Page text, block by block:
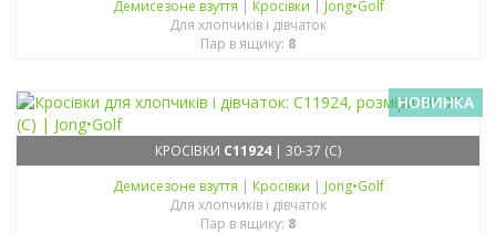
Демисезонe взуття | Кросівки | Jong•Golf
Для хлопчиків і дівчаток
Пар в ящику: 8
НОВИНКА
КРОСІВКИ C11924 | 30-37 (C)
Демисезонe взуття | Кросівки | Jong•Golf
Для хлопчиків і дівчаток
Пар в ящику: 8